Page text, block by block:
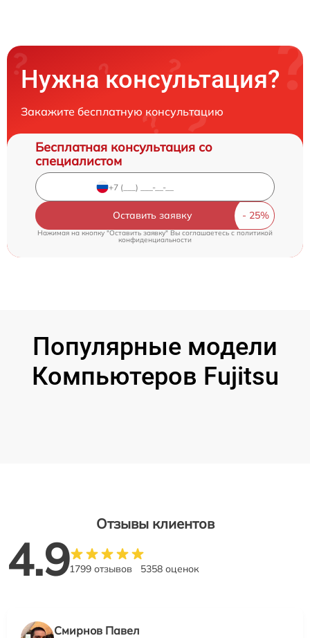
Нужна консультация?
Закажите бесплатную консультацию
Бесплатная консультация со
специалистом
Оставить заявку
Нажимая на кнопку "Оставить заявку" Вы соглашаетесь cполитикой
конфиденциальности
Популярные модели
Компьютеров Fujitsu
Отзывы клиентов
4.91799 отзывов 5358 оценок
Смирнов Павел